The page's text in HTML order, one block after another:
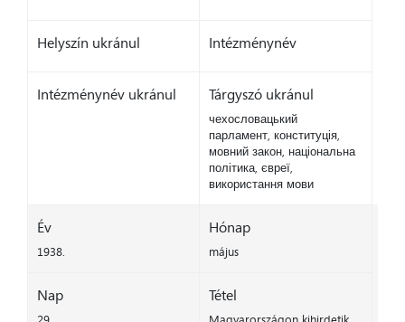
Helyszín ukránul Intézménynév
Intézménynév ukránul Tárgyszó ukránul
чехословацький
парламент, конституція,
мовний закон, національна
політика, євреї,
використання мови
Év
1938.
Hónap
május
Nap Tétel